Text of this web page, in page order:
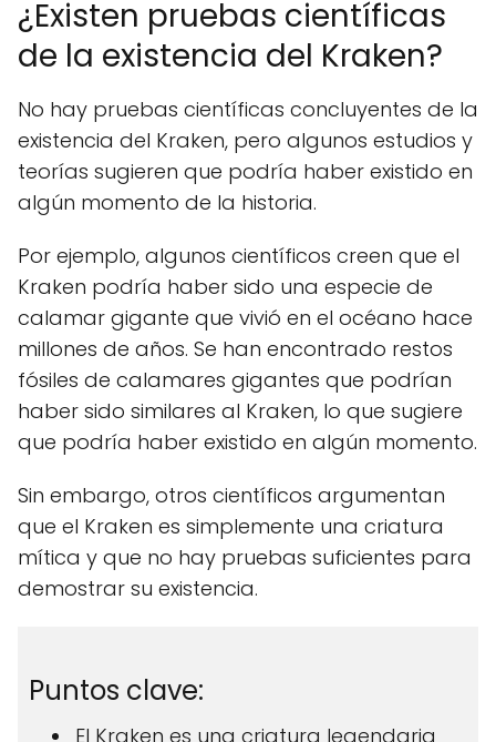
¿Existen pruebas científicas
de la existencia del Kraken?
No hay pruebas científicas concluyentes de la
existencia del Kraken, pero algunos estudios y
teorías sugieren que podría haber existido en
algún momento de la historia.
Por ejemplo, algunos científicos creen que el
Kraken podría haber sido una especie de
calamar gigante que vivió en el océano hace
millones de años. Se han encontrado restos
fósiles de calamares gigantes que podrían
haber sido similares al Kraken, lo que sugiere
que podría haber existido en algún momento.
Sin embargo, otros científicos argumentan
que el Kraken es simplemente una criatura
mítica y que no hay pruebas suficientes para
demostrar su existencia.
Puntos clave:
El Kraken es una criatura legendaria